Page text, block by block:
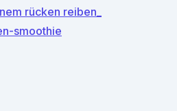
rücken reiben_
smoothie